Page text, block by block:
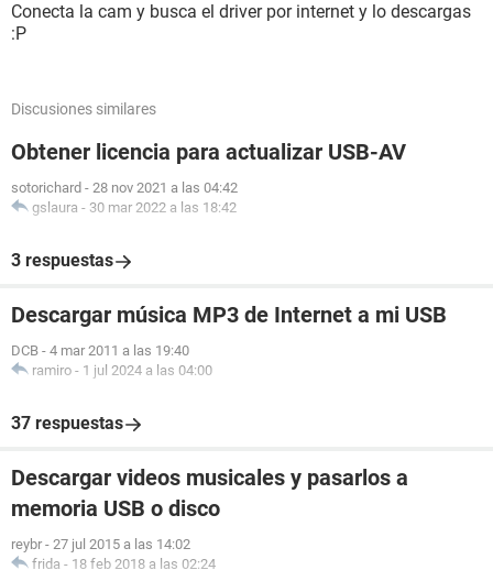
Conecta la cam y busca el driver por internet y lo descargas
:P
Discusiones similares
Obtener licencia para actualizar USB-AV
sotorichard - 28 nov 2021 a las 04:42
gslaura - 30 mar 2022 a las 18:42
3 respuestas
Descargar música MP3 de Internet a mi USB
DCB - 4 mar 2011 a las 19:40
ramiro - 1 jul 2024 a las 04:00
37 respuestas
Descargar videos musicales y pasarlos a
memoria USB o disco
reybr - 27 jul 2015 a las 14:02
frida - 18 feb 2018 a las 02:24